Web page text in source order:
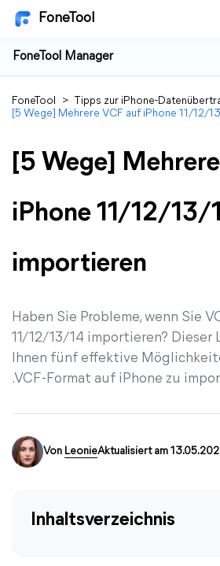
FoneTool
FoneTool Manager
FoneTool > Tipps zur iPhone-
[5 Wege] Mehrere VCF auf iPhone 11/12/
[5 Wege]
iPhone 11/12/13/
importieren
Haben Sie Probleme, wenn Sie
11/12/13/14 importieren?
Ihnen fünf effektive
.VCF-Format auf iPhone zu
Von LeonieAktualisiert am
Inhaltsverzeichnis